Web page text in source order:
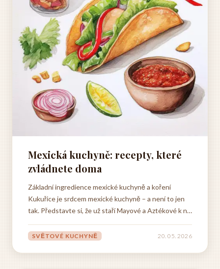
Mexická kuchyně: recepty, které
zvládnete doma
Základní ingredience mexické kuchyně a koření
Kukuřice je srdcem mexické kuchyně – a není to jen
tak. Představte si, že už staří Mayové a Aztékové k ní
vzniká masa harina, ta speciální mouka, bez které si
SVĚTOVÉ KUCHYNĚ 20. 05. 2026